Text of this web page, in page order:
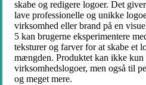
skabe og redigere logoer. Det
lave professionelle og unikke
virksomhed eller brand på en
5 kan brugerne eksperimentere
teksturer og farver for at skabe et
mængden. Produktet kan ikke kun
virksomhedslogoer, men også til
og meget mere.